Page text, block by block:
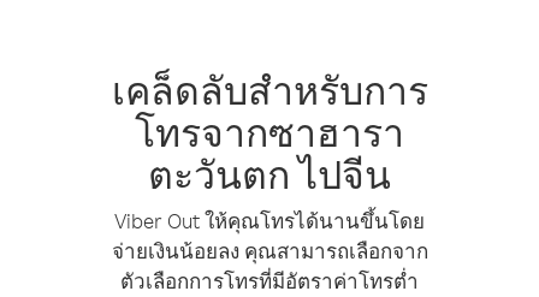
เคล็ดลับสำหรับการ
โทรจากซาฮารา
ตะวันตก ไปจีน
Viber Out ให้คุณโทรได้นานขึ้นโดย
จ่ายเงินน้อยลง คุณสามารถเลือกจาก
ตัวเลือกการโทรที่มีอัตราค่าโทรต่ำ